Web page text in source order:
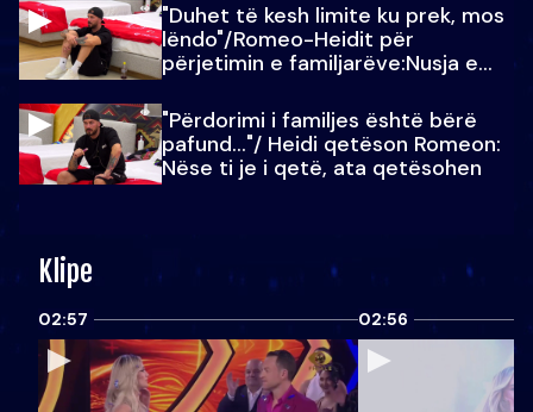
"Duhet të kesh limite ku prek, mos
lëndo"/Romeo-Heidit për
përjetimin e familjarëve:Nusja e
"Përdorimi i familjes është bërë
pafund…"/ Heidi qetëson Romeon:
Nëse ti je i qetë, ata qetësohen
Klipe
02:57 02:56